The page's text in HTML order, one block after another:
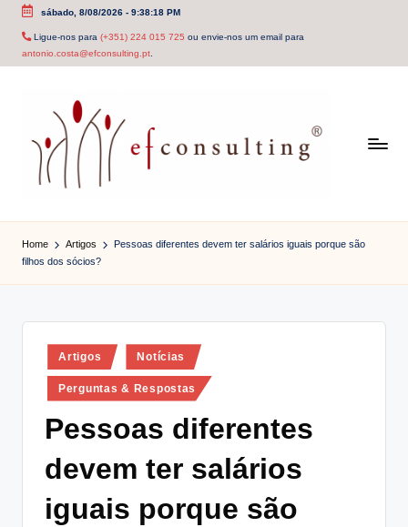
Skip
sábado, 8/08/2026- 9:38:19 PM
Ligue-nos para (+351) 224 015 725 ou envie-nos um email para
antonio.costa@efconsulting.pt.
f
Home Artigos
Pessoas diferentes devem ter salários iguais porque são
filhos dos sócios?
Posted
in
Artigos Notícias
Perguntas & Respostas
Pessoas diferentes
devem ter salários
iguais porque são